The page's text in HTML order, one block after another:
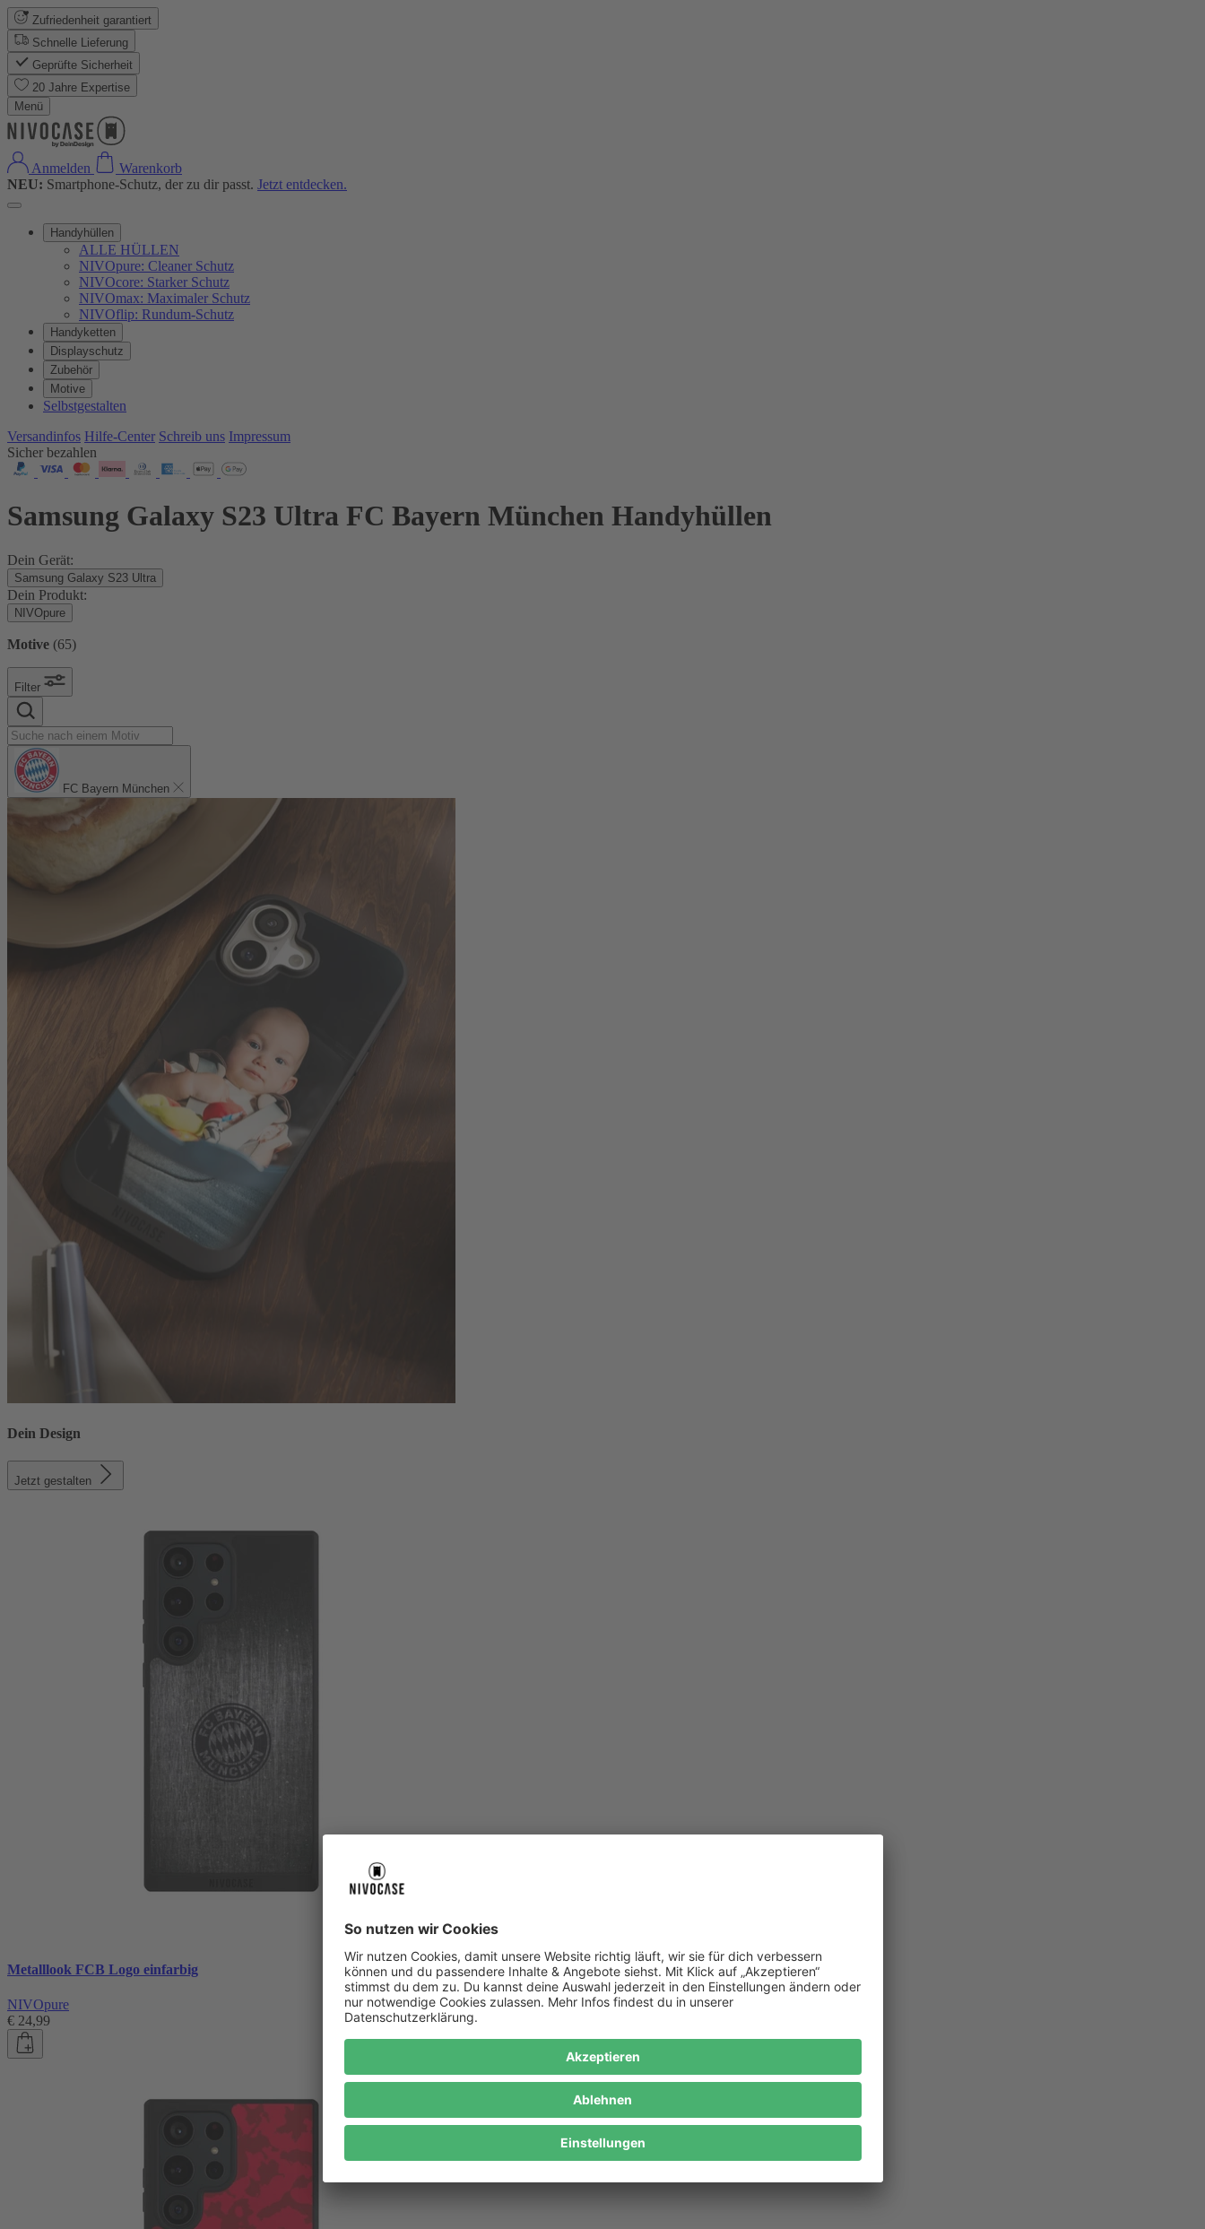
Zufriedenheit garantiert
Schnelle Lieferung
Geprüfte Sicherheit
20 Jahre Expertise
Menü
Anmelden
Warenkorb
NEU: Smartphone-Schutz, der zu dir passt. Jetzt entdecken.
Handyhüllen
ALLE HÜLLEN
NIVOpure: Cleaner Schutz
NIVOcore: Starker Schutz
NIVOmax: Maximaler Schutz
NIVOflip: Rundum-Schutz
Handyketten
Displayschutz
Zubehör
Motive
Selbstgestalten
Versandinfos Hilfe-Center Schreib uns Impressum
Sicher bezahlen
Samsung Galaxy S23 Ultra FC Bayern München Handyhüllen
Dein Gerät:
Samsung Galaxy S23 Ultra
Dein Produkt:
NIVOpure
Motive (65)
Filter
FC Bayern München
Dein Design
Jetzt gestalten
Metalllook FCB Logo einfarbig
NIVOpure
€ 24,99